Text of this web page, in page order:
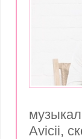
Avicii,